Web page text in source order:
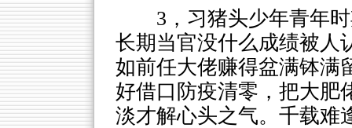
3，习猪头少年青年
长期当官没什么成绩被人
如前任大佬赚得盆满钵满
好借口防疫清零，把大肥
淡才解心头之气。千载难